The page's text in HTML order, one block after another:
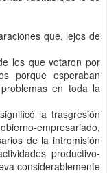
que, lejos de
los que votaron por
porque esperaban
en toda la
la trasgresión
empresariado,
de la intromisión
productivo-
considerablemente